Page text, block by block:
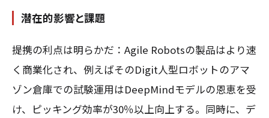
潜在的影響と課題
提携の利点は明らかだ：Agile Robotsの製品はより速
く商業化され、例えばそのDigit人型ロボットのアマ
ゾン倉庫での試験運用はDeepMindモデルの恩恵を受
け、ピッキング効率が30％以上向上する。同時に、デ